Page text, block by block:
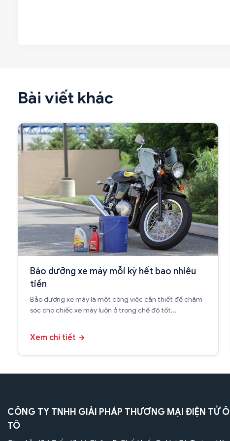
Bài viết khác
Bảo dưỡng xe máy mỗi kỳ hết bao nhiêu
tiền
Bảo dưỡng xe máy là một công việc cần thiết để chăm
sóc cho chiếc xe máy luôn ở trong chế độ tốt...
Xem chi tiết
CÔNG TY TNHH GIẢI PHÁP THƯƠNG MẠI ĐIỆN TỬ Ô
TÔ